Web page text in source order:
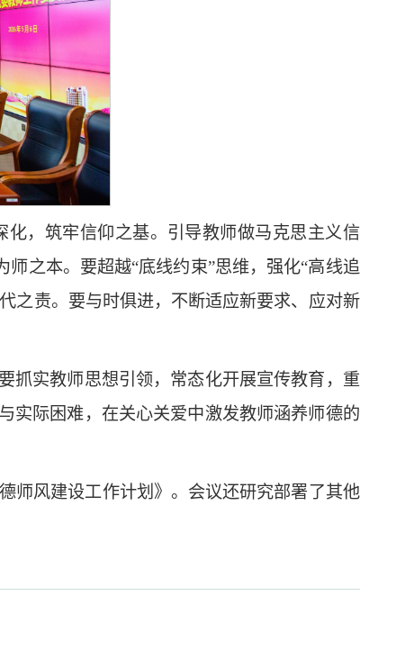
化，筑牢信仰之基。引导教师做马克思主义信
之本。要超越“底线约束”思维，强化“高线追
之责。要与时俱进，不断适应新要求、应对新
抓实教师思想引领，常态化开展宣传教育，重
实际困难，在关心关爱中激发教师涵养师德的
师风建设工作计划》。会议还研究部署了其他